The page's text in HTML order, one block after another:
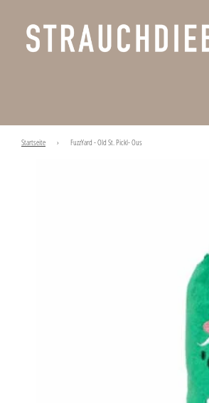
Startseite › FuzzYard - Old St. Pickl- Ous